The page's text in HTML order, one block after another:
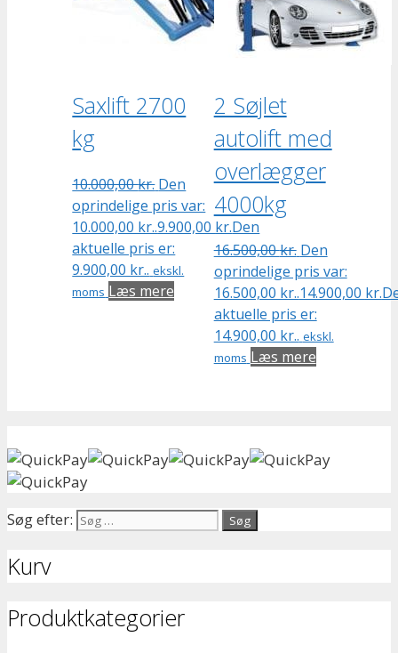
Saxlift 2700
kg
10.000,00kr. Den
oprindelige pris var:
10.000,00 kr..9.900,00 kr.Den
aktuelle pris er:
9.900,00 kr.. ekskl.
moms Læs mere
2 Søjlet
autolift med
overlægger
4000kg
16.500,00kr. Den
oprindelige pris var:
16.500,00 kr..14.900,00 kr.
aktuelle pris er:
14.900,00 kr.. ekskl.
moms Læs mere
Søg efter:
Kurv
Produktkategorier